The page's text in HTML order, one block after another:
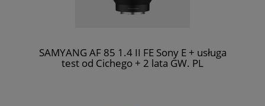
SAMYANG AF 85 1.4 II FE Sony E + usługa
test od Cichego + 2 lata GW. PL